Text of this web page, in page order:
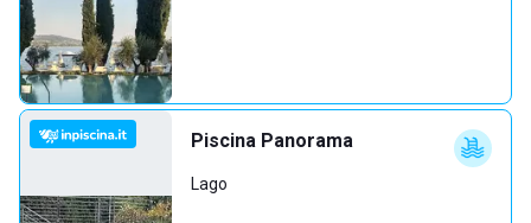
Piscina Panorama
Lago